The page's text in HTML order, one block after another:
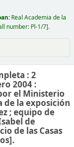
Real Academia de la
number: Pl-1/7 .
: 2
2004 :
el Ministerio
de la exposición
; equipo de
de
de las Casas